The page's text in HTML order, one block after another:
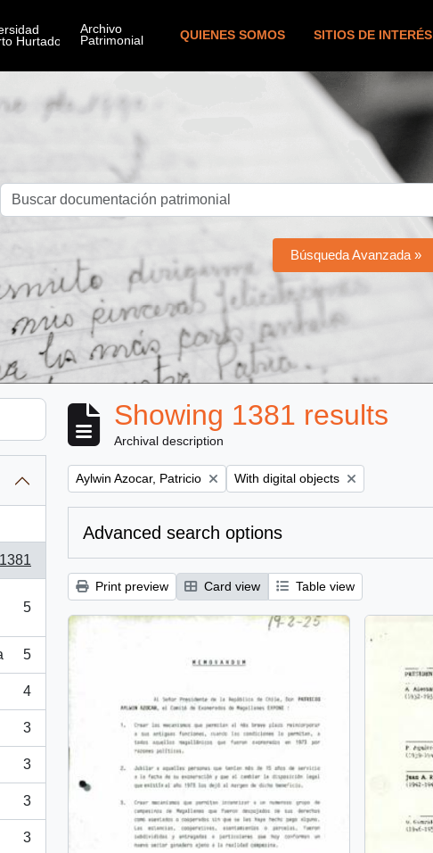
QUIENES SOMOS SITIOS DE INTERÉS
Búsqueda Avanzada »
1381
5
5
4
3
3
3
3
Showing 1381 results
Archival description
Remove filter:
Aylwin Azocar, Patricio Remove filter:
With digital objects
Advanced search options
Print preview Card view Table view